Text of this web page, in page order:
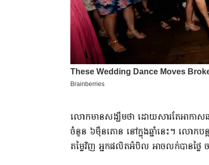
លោក​មាន​សង្ឃឹមថា ដោយសារតែ​អាកា
ចំនួន ៦​ម៉ឺន​តោន នៅក្នុង​ឆ្នាំនេះ​។ លោក​បន្
តម្លៃ​វិញ អ្នក​ផលិត​អំបិល អាច​លក់បាន​ថ្លៃ